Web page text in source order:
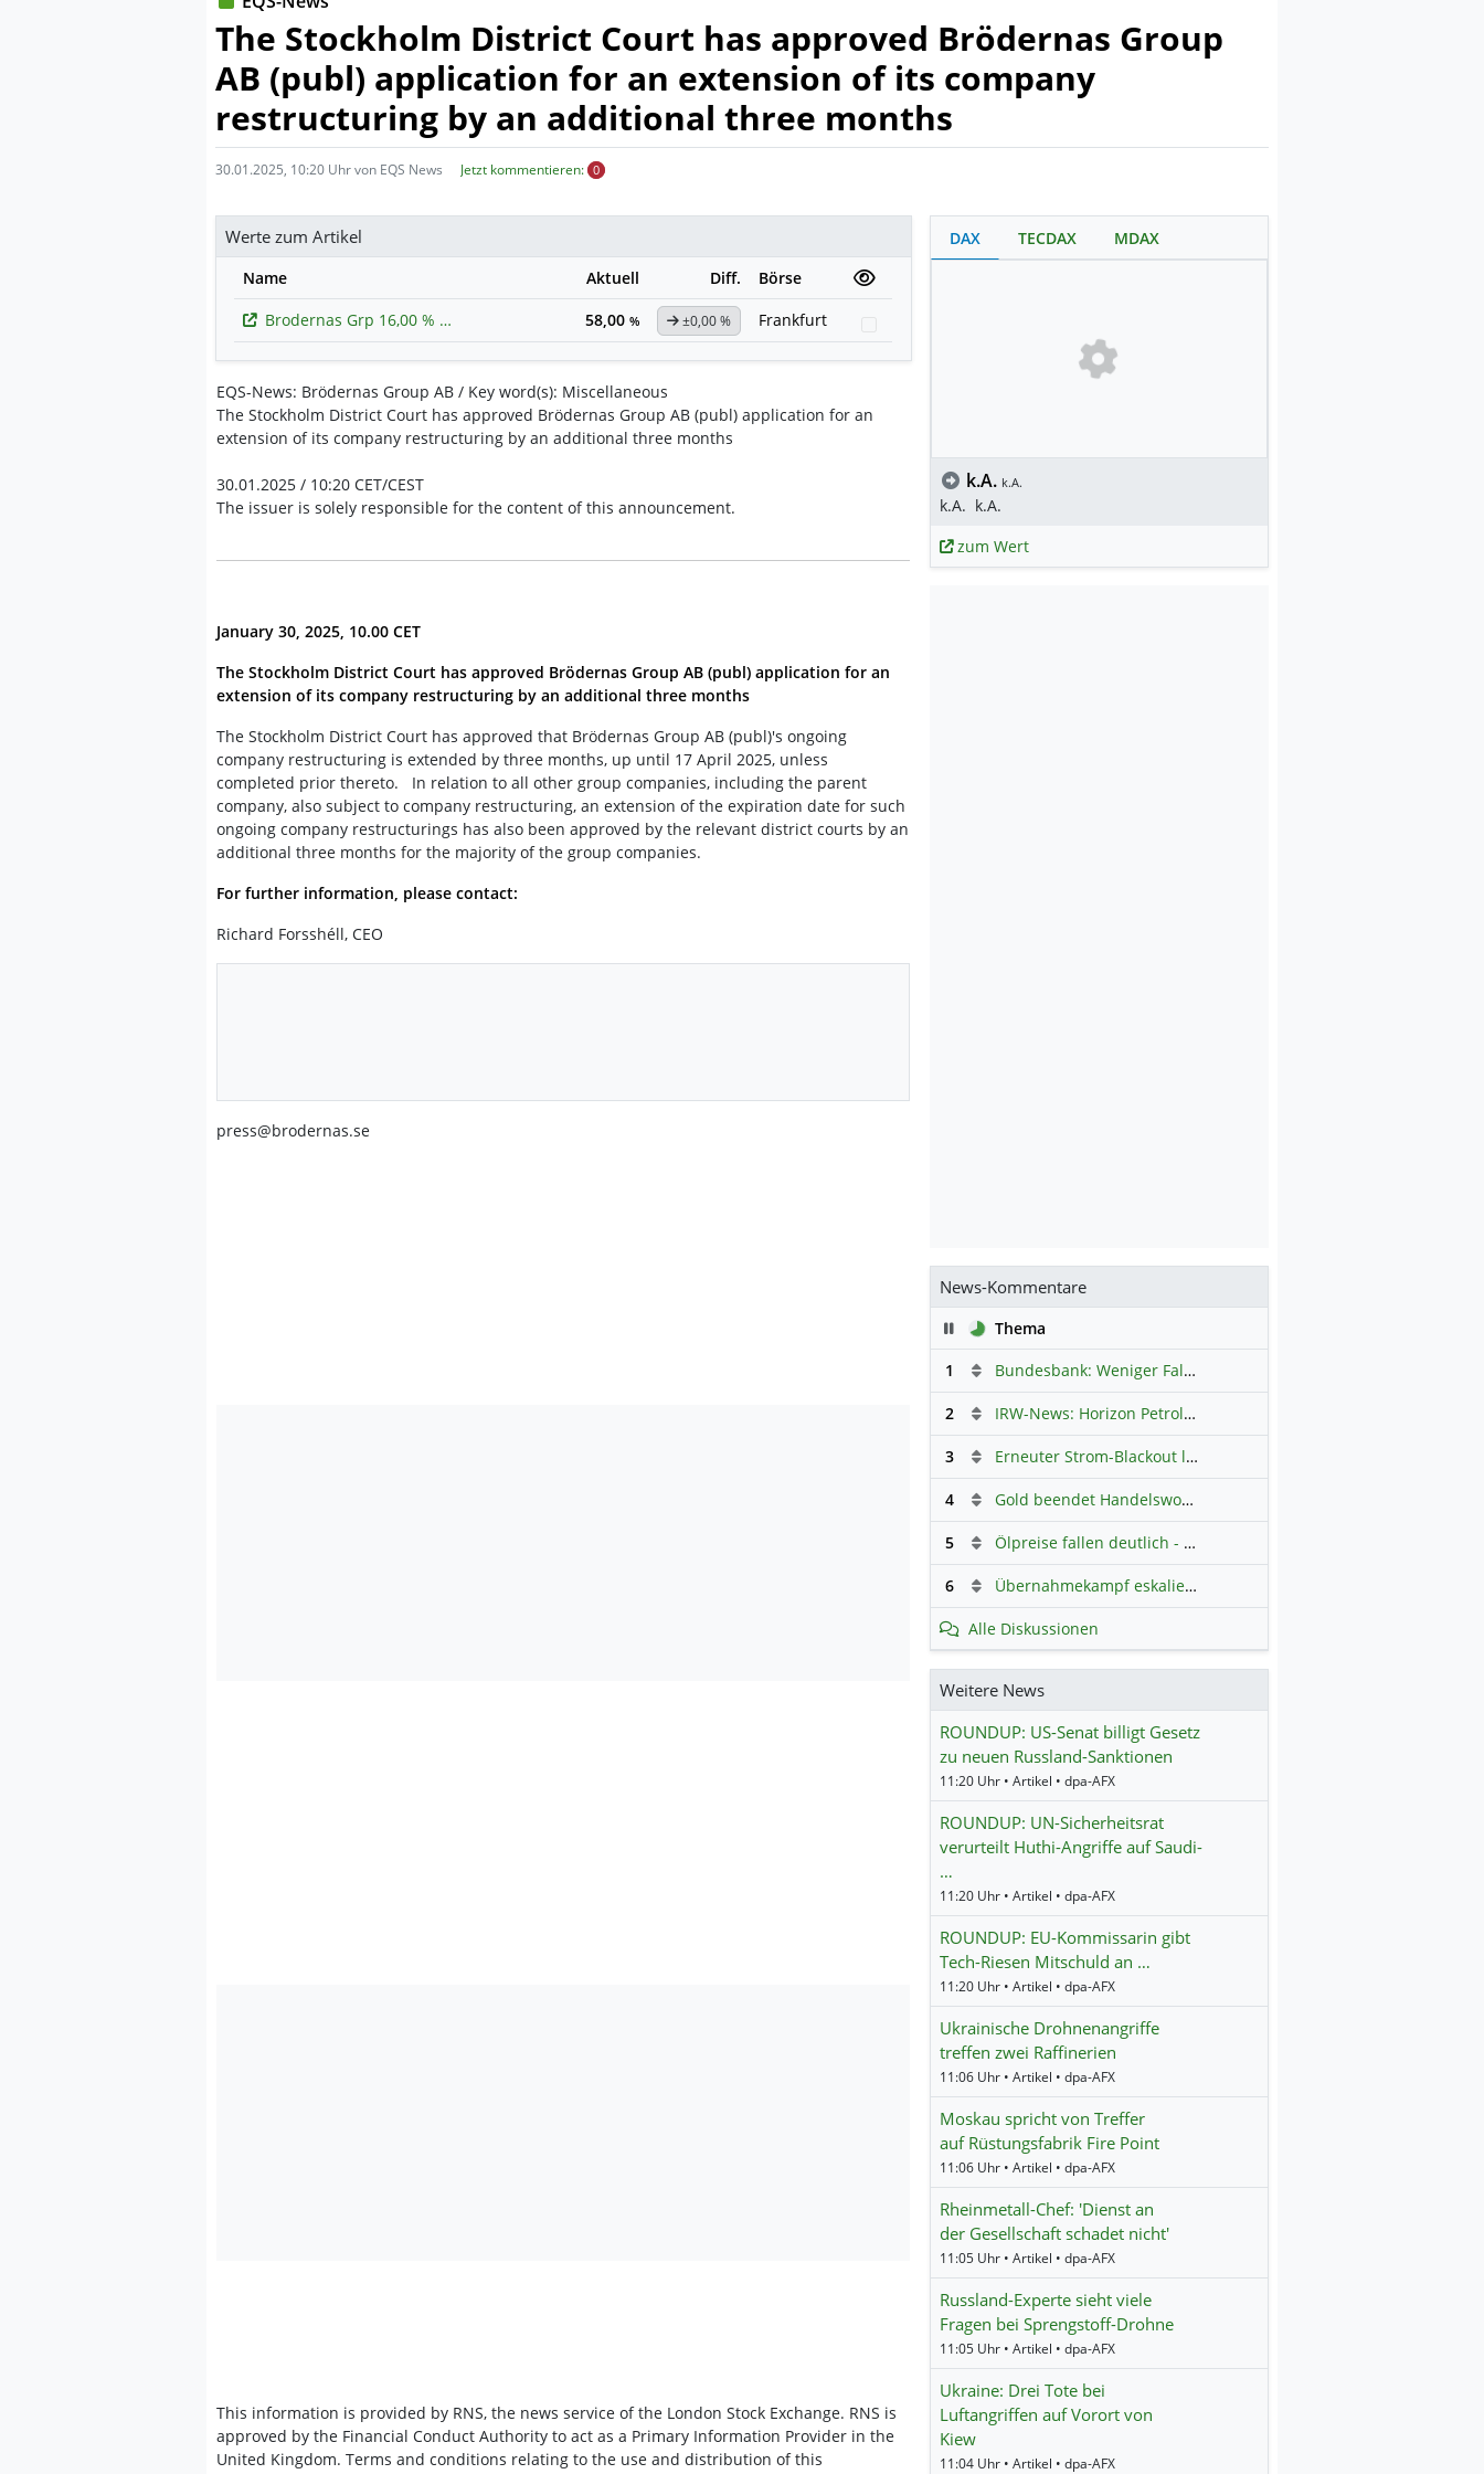
The Stockholm District Court has approved Brödernas Group
AB (publ) application for an extension of its company
restructuring by an additional three months
30.01.2025, 10:20 Uhr von EQS News Jetzt kommentieren: 0
Werte zum Artikel
Name Aktuell Diff.
Börse
Brodernas Grp 16,00 % bis 10/29
58,00 % ±0,00 % Frankfurt
EQS-News: Brödernas Group AB / Key word(s): Miscellaneous
The Stockholm District Court has approved Brödernas Group AB (publ) application for an
extension of its company restructuring by an additional three months
30.01.2025 / 10:20 CET/CEST
The issuer is solely responsible for the content of this announcement.
January 30, 2025, 10.00 CET
The Stockholm District Court has approved Brödernas Group AB (publ) application for an
extension of its company restructuring by an additional three months
The Stockholm District Court has approved that Brödernas Group AB (publ)'s ongoing
company restructuring is extended by three months, up until 17 April 2025, unless
completed prior thereto. In relation to all other group companies, including the parent
company, also subject to company restructuring, an extension of the expiration date for such
ongoing company restructurings has also been approved by the relevant district courts by an
additional three months for the majority of the group companies.
For further information, please contact:
Richard Forsshéll, CEO
press@brodernas.se
This information is provided by RNS, the news service of the London Stock Exchange. RNS is
approved by the Financial Conduct Authority to act as a Primary Information Provider in the
United Kingdom. Terms and conditions relating to the use and distribution of this
DAX TECDAX MDAX
k.A. k.A.
k.A. k.A.
zum Wert
News-Kommentare
PauseThema
1
Bundesbank: Weniger Falschgeld in Deutschland
2 IRW-News: Horizon Petroleum Ltd. : Horizon Petroleum beginnt mit der Testförderung im Projekt Lachowice in Polen und schließt die Platzierung einer überzeichneten Wandelanleihe ab
3 Erneuter Strom-Blackout legt ganz Kuba lahm
4 Gold beendet Handelswoche mit Knall: Barrick Mining – Ist diese Aktie wieder ein Kauf?
5 Ölpreise fallen deutlich - Fortschritte zwischen USA und Iran belasten
6 Übernahmekampf eskaliert: Wird die Commerzbank italienisch?
Alle Diskussionen
Weitere News
ROUNDUP: US-Senat billigt Gesetz
zu neuen Russland-Sanktionen
11:20 Uhr • Artikel • dpa-AFX
ROUNDUP: UN-Sicherheitsrat
verurteilt Huthi-Angriffe auf Saudi-
…
11:20 Uhr • Artikel • dpa-AFX
ROUNDUP: EU-Kommissarin gibt
Tech-Riesen Mitschuld an …
11:20 Uhr • Artikel • dpa-AFX
Ukrainische Drohnenangriffe
treffen zwei Raffinerien
11:06 Uhr • Artikel • dpa-AFX
Moskau spricht von Treffer
auf Rüstungsfabrik Fire Point
11:06 Uhr • Artikel • dpa-AFX
Rheinmetall-Chef: 'Dienst an
der Gesellschaft schadet nicht'
11:05 Uhr • Artikel • dpa-AFX
Russland-Experte sieht viele
Fragen bei Sprengstoff-Drohne
11:05 Uhr • Artikel • dpa-AFX
Ukraine: Drei Tote bei
Luftangriffen auf Vorort von
Kiew
11:04 Uhr • Artikel • dpa-AFX